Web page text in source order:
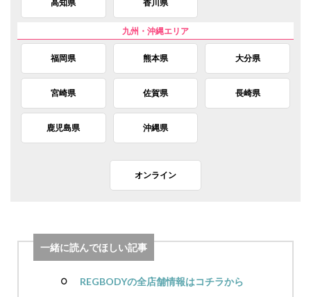
高知県 香川県
福岡県 熊本県 大分県
宮崎県 佐賀県 長崎県
鹿児島県 沖縄県
オンライン
一緒に読んでほしい記事
REGBODYの全店舗情報はコチラから